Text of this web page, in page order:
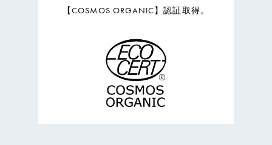
【COSMOS ORGANIC】認証取得。